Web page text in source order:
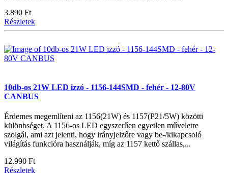
3.890 Ft
Részletek
10db-os 21W LED izzó - 1156-144SMD - fehér - 12-80V
CANBUS
Érdemes megemlíteni az 1156(21W) és 1157(P21/5W) közötti
különbséget. A 1156-os LED egyszerűen egyetlen műveletre
szolgál, ami azt jelenti, hogy irányjelzőre vagy be-/kikapcsoló
világítás funkcióra használják, míg az 1157 kettő szállas,...
12.990 Ft
Részletek